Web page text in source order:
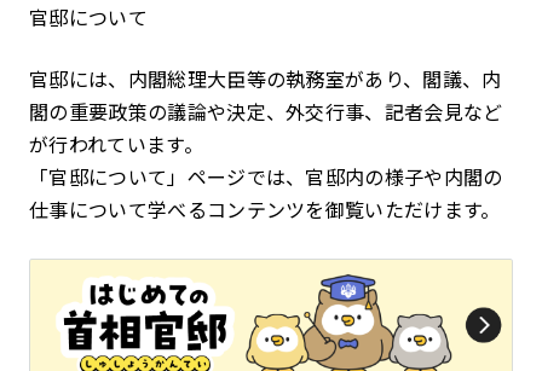
官邸について
官邸には、内閣総理大臣等の執務室があり、閣議、内
閣の重要政策の議論や決定、外交行事、記者会見など
が行われています。
「官邸について」ページでは、官邸内の様子や内閣の
仕事について学べるコンテンツを御覧いただけます。